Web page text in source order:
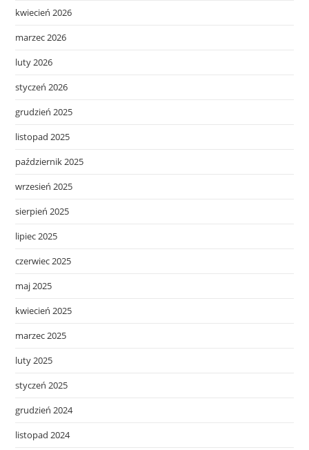
kwiecień 2026
marzec 2026
luty 2026
styczeń 2026
grudzień 2025
listopad 2025
październik 2025
wrzesień 2025
sierpień 2025
lipiec 2025
czerwiec 2025
maj 2025
kwiecień 2025
marzec 2025
luty 2025
styczeń 2025
grudzień 2024
listopad 2024